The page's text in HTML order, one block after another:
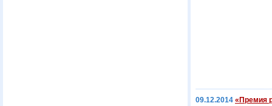
09.12.2014 «Премия